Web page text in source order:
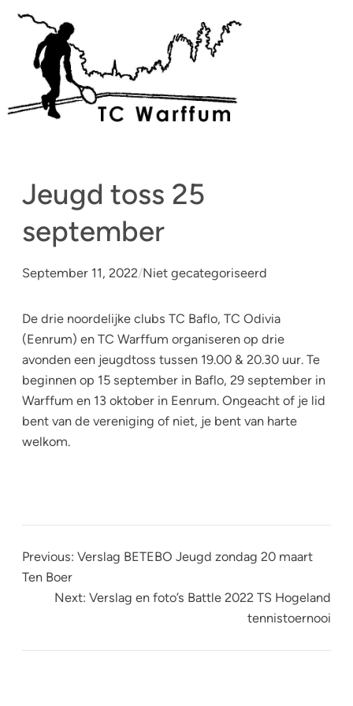
Skip
content
Jeugd toss 25
september
September 11, 2022/Niet gecategoriseerd
De drie noordelijke clubs TC Baflo, TC Odivia
(Eenrum) en TC Warffum organiseren op drie
avonden een jeugdtoss tussen 19.00 & 20.30 uur. Te
beginnen op 15 september in Baflo, 29 september in
Warffum en 13 oktober in Eenrum. Ongeacht of je lid
bent van de vereniging of niet, je bent van harte
welkom.
Previous: Verslag BETEBO Jeugd zondag 20 maart
Ten Boer
Next: Verslag en foto’s Battle 2022 TS Hogeland
tennistoernooi